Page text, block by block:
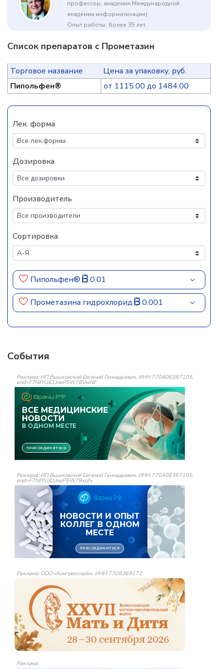
профессор, академик Международной
академии информатизации)
Опыт работы: более 35 лет
Список препаратов с Прометазин
Торговое название
Цена за упаковку, руб.
Пипольфен®
от 1115.00 до 1484.00
Лек. форма
Дозировка
Производитель
Сортировка
Пипольфен® 0.01
Прометазина гидрохлорид 0.001
События
Реклама: ИП Вышковский Евгений Геннадьевич, ИНН 770406387105,
erid=F7NfYUJCUneP5W78VwNF
Реклама: ИП Вышковский Евгений Геннадьевич, ИНН 770406387105,
erid=F7NfYUJCUneP5W79xufv
Реклама: ООО «Конгресслайн», ИНН 7708369172
Реклама